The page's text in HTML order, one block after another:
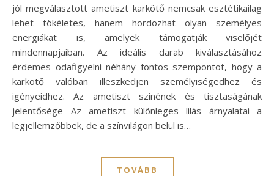
jól megválasztott ametiszt karkötő nemcsak esztétikailag
lehet tökéletes, hanem hordozhat olyan személyes
energiákat is, amelyek támogatják viselőjét
mindennapjaiban. Az ideális darab kiválasztásához
érdemes odafigyelni néhány fontos szempontot, hogy a
karkötő valóban illeszkedjen személyiségedhez és
igényeidhez. Az ametiszt színének és tisztaságának
jelentősége Az ametiszt különleges lilás árnyalatai a
legjellemzőbbek, de a színvilágon belül is…
TOVÁBB